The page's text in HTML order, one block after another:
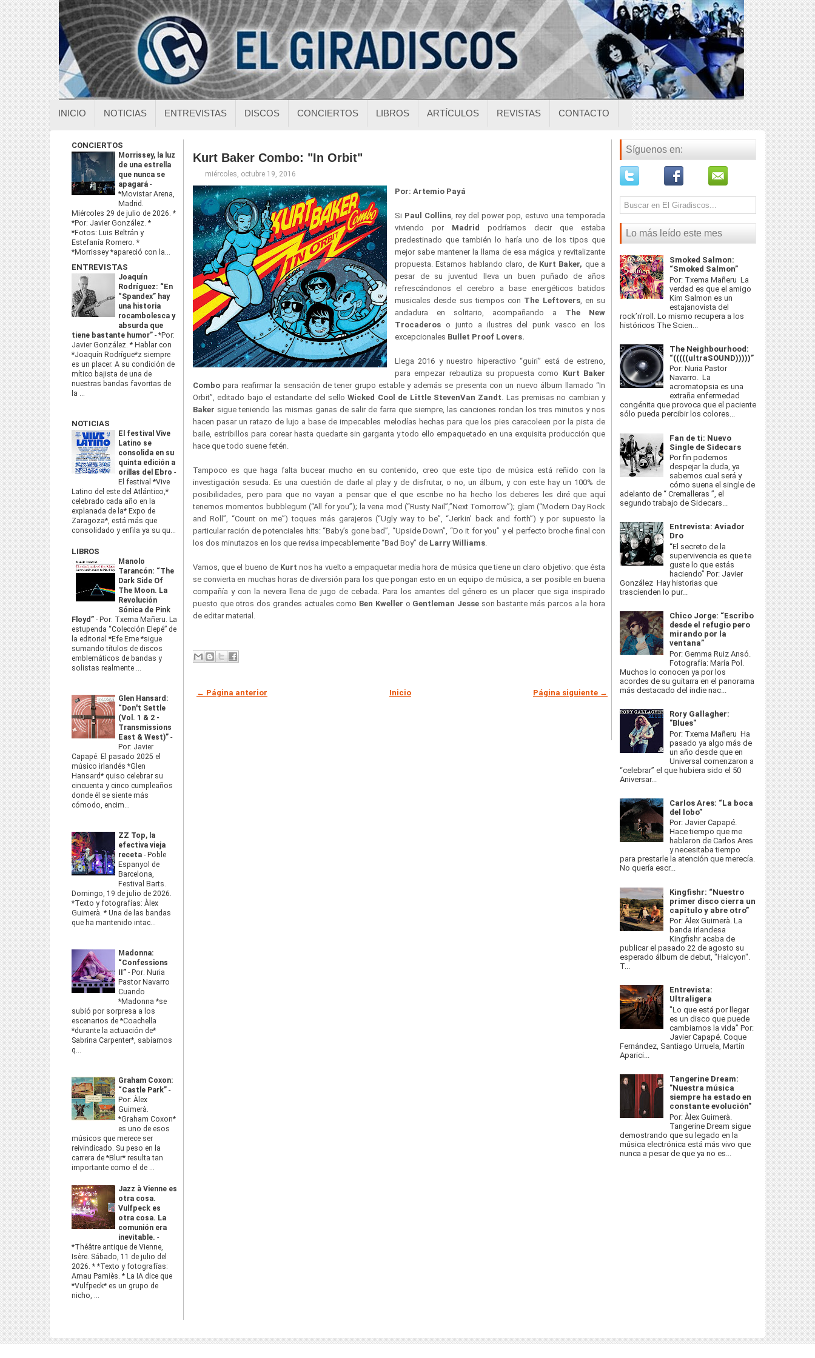
INICIO NOTICIAS ENTREVISTAS DISCOS CONCIERTOS LIBROS ARTÍCULOS REVISTAS CONTACTO
CONCIERTOS
Morrissey, la luz
de una estrella
que nunca se
apagará -
*Movistar Arena,
Madrid.
Miércoles 29 de julio de 2026. *
*Por: Javier González. *
*Fotos: Luis Beltrán y
Estefanía Romero. *
*Morrissey *apareció con la...
ENTREVISTAS
Joaquín
Rodríguez: “En
“Spandex” hay
una historia
rocambolesca y
absurda que
tiene bastante humor” -*Por:
Javier González. * Hablar con
*Joaquín Rodrígue*z siempre
es un placer. A su condición de
mítico bajista de una de
nuestras bandas favoritas de
la ...
NOTICIAS
El festival Vive
Latino se
consolida en su
quinta edición a
orillas del Ebro -
El festival *Vive
Latino del este del Atlántico,*
celebrado cada año en la
explanada de la* Expo de
Zaragoza*, está más que
consolidado y enfila ya su qu...
LIBROS
Manolo
Tarancón: “The
Dark Side Of
The Moon. La
Revolución
Sónica de Pink
Floyd” - Por: Txema Mañeru. La
estupenda “Colección Elepé” de
la editorial *Efe Eme *sigue
sumando títulos de discos
emblemáticos de bandas y
solistas realmente ...
Glen Hansard:
“Don't Settle
(Vol. 1 & 2 -
Transmissions
East & West)” -
Por: Javier
Capapé. El pasado 2025 el
músico irlandés *Glen
Hansard* quiso celebrar su
cincuenta y cinco cumpleaños
donde él se siente más
cómodo, encim...
ZZ Top, la
efectiva vieja
receta - Poble
Espanyol de
Barcelona,
Festival Barts.
Domingo, 19 de julio de 2026.
*Texto y fotografías: Àlex
Guimerà. * Una de las bandas
que ha mantenido intac...
Madonna:
“Confessions
II” - Por: Nuria
Pastor Navarro
Cuando
*Madonna *se
subió por sorpresa a los
escenarios de *Coachella
*durante la actuación de*
Sabrina Carpenter*, sabíamos
q...
Graham Coxon:
“Castle Park” -
Por: Àlex
Guimerà.
*Graham Coxon*
es uno de esos
músicos que merece ser
reivindicado. Su peso en la
carrera de *Blur* resulta tan
importante como el de ...
Jazz à Vienne es
otra cosa.
Vulfpeck es
otra cosa. La
comunión era
inevitable. -
*Théâtre antique de Vienne,
Isère. Sábado, 11 de julio del
2026. * *Texto y fotografías:
Arnau Pamiès. * La IA dice que
*Vulfpeck* es un grupo de
nicho, ...
Kurt Baker Combo: "In Orbit"
miércoles, octubre 19, 2016
Por: Artemio Payá
Si Paul Collins, rey del power pop, estuvo una temporada
viviendo por Madrid podríamos decir que estaba
predestinado que también lo haría uno de los tipos que
mejor sabe mantener la llama de esa mágica y revitalizante
propuesta. Estamos hablando claro, de Kurt Baker, que a
pesar de su juventud lleva un buen puñado de años
refrescándonos el cerebro a base energéticos batidos
musicales desde sus tiempos con The Leftovers, en su
andadura en solitario, acompañando a The New
Trocaderos o junto a ilustres del punk vasco en los
excepcionales Bullet Proof Lovers.
Llega 2016 y nuestro hiperactivo “guiri” está de estreno,
para empezar rebautiza su propuesta como Kurt Baker
Combo para reafirmar la sensación de tener grupo estable y además se presenta con un nuevo álbum llamado “In
Orbit”, editado bajo el estandarte del selloWicked Cool de Little StevenVan Zandt. Las premisas no cambian y
Baker sigue teniendo las mismas ganas de salir de farra que siempre, las canciones rondan los tres minutos y nos
hacen pasar un ratazo de lujo a base de impecables melodías hechas para que los pies caracoleen por la pista de
baile, estribillos para corear hasta quedarte sin garganta y todo ello empaquetado en una exquisita producción que
hace que todo suene fetén.
Tampoco es que haga falta bucear mucho en su contenido, creo que este tipo de música está reñido con la
investigación sesuda. Es una cuestión de darle al play y de disfrutar, o no, un álbum, y con este hay un 100% de
posibilidades, pero para que no vayan a pensar que el que escribe no ha hecho los deberes les diré que aquí
tenemos momentos bubblegum (“All for you”); la vena mod (“Rusty Nail”,”Next Tomorrow”); glam (“Modern Day Rock
and Roll”, “Count on me”) toques más garajeros (“Ugly way to be”, “Jerkin’ back and forth”) y por supuesto la
particular ración de potenciales hits: “Baby’s gone bad”, “Upside Down”, “Do it for you” y el perfecto broche final con
los dos minutazos en los que revisa impecablemente “Bad Boy” de Larry Williams.
Vamos, que el bueno de Kurtnos ha vuelto a empaquetar media hora de música que tiene un claro objetivo: que ésta
se convierta en muchas horas de diversión para los que pongan esto en un equipo de música, a ser posible en buena
compañía y con la nevera llena de jugo de cebada. Para los amantes del género es un placer que siga inspirado
puesto que otros dos grandes actuales como Ben Kweller o Gentleman Jesse son bastante más parcos a la hora
de editar material.
← Página anterior Página siguiente →
Inicio
Síguenos en:
Lo más leído este mes
Smoked Salmon:
“Smoked Salmon”
Por: Txema Mañeru La
verdad es que el amigo
Kim Salmon es un
estajanovista del
rock’n’roll. Lo mismo recupera a los
históricos The Scien...
The Neighbourhood:
“(((((ultraSOUND)))))”
Por: Nuria Pastor
Navarro. La
acromatopsia es una
extraña enfermedad
congénita que provoca que el paciente
sólo pueda percibir los colores...
Fan de ti: Nuevo
Single de Sidecars
Por fin podemos
despejar la duda, ya
sabemos cual será y
cómo suena el single de
adelanto de “ Cremalleras ”, el
segundo trabajo de Sidecars...
Entrevista: Aviador
Dro
“El secreto de la
supervivencia es que te
guste lo que estás
haciendo” Por: Javier
González Hay historias que
trascienden lo pur...
Chico Jorge: “Escribo
desde el refugio pero
mirando por la
ventana”
Por: Gemma Ruiz Ansó.
Fotografía: María Pol.
Muchos lo conocen ya por los
acordes de su guitarra en el panorama
más destacado del indie nac...
Rory Gallagher:
"Blues"
Por: Txema Mañeru Ha
pasado ya algo más de
un año desde que en
Universal comenzaron a
“celebrar” el que hubiera sido el 50
Aniversar...
Carlos Ares: “La boca
del lobo”
Por: Javier Capapé.
Hace tiempo que me
hablaron de Carlos Ares
y necesitaba tiempo
para prestarle la atención que merecía.
No quería escr...
Kingfishr: “Nuestro
primer disco cierra un
capítulo y abre otro”
Por: Àlex Guimerà. La
banda irlandesa
Kingfishr acaba de
publicar el pasado 22 de agosto su
esperado álbum de debut, "Halcyon".
T...
Entrevista:
Ultraligera
"Lo que está por llegar
es un disco que puede
cambiarnos la vida” Por:
Javier Capapé. Coque
Fernández, Santiago Urruela, Martín
Aparici...
Tangerine Dream:
"Nuestra música
siempre ha estado en
constante evolución"
Por: Àlex Guimerà.
Tangerine Dream sigue
demostrando que su legado en la
música electrónica está más vivo que
nunca a pesar de que ya no es...